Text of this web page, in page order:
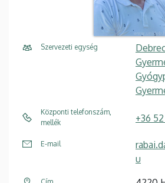
Szervezeti egység
Központi telefonszám,
mellék
+36
E-mail
u